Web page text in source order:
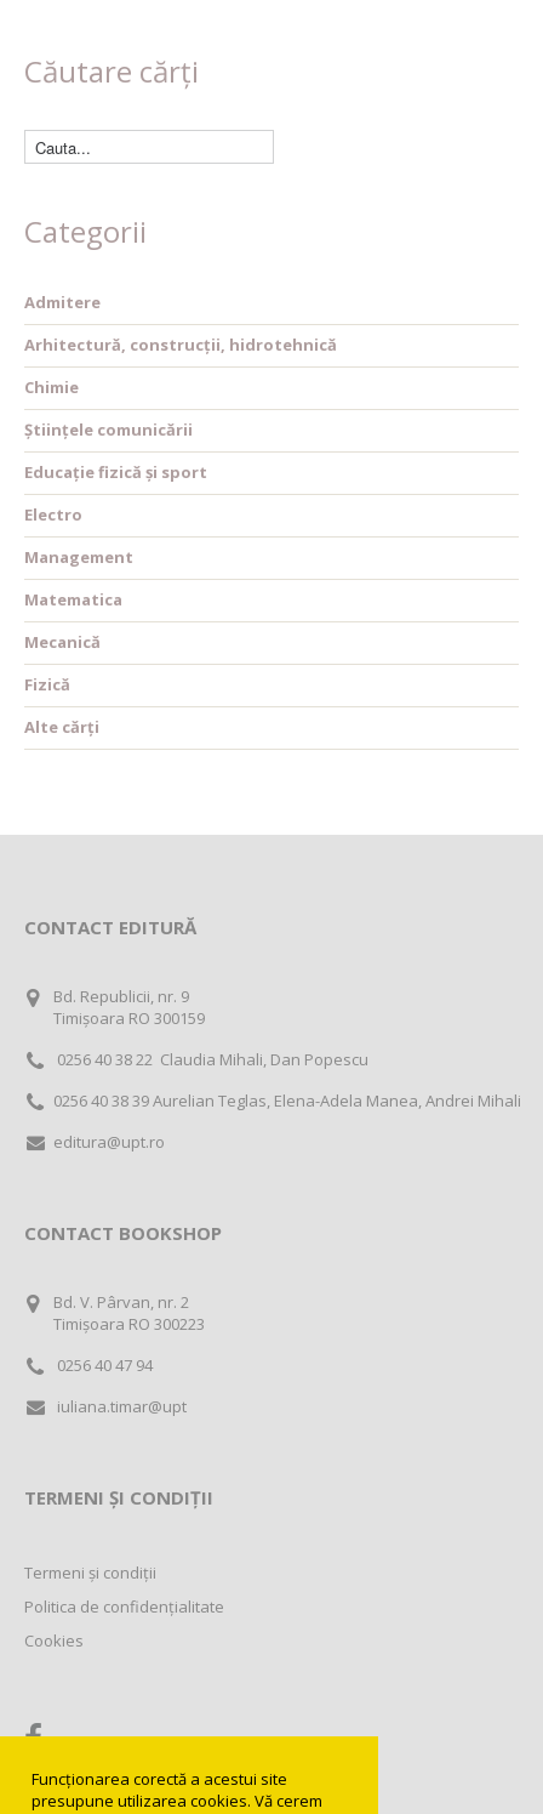
Funcționarea corectă a acestui site
presupune utilizarea cookies. Vă cerem
Căutare cărți
Categorii
Admitere
Arhitectură, construcții, hidrotehnică
Chimie
Științele comunicării
Educație fizică și sport
Electro
Management
Matematica
Mecanică
Fizică
Alte cărți
CONTACT EDITURĂ
Bd. Republicii, nr. 9
Timișoara RO 300159
0256 40 38 22 Claudia Mihali, Dan Popescu
0256 40 38 39 Aurelian Teglas, Elena-Adela Manea, Andrei Mihali
editura@upt.ro
CONTACT BOOKSHOP
Bd. V. Pârvan, nr. 2
Timișoara RO 300223
0256 40 47 94
iuliana.timar@upt
TERMENI ȘI CONDIȚII
Termeni și condiții
Politica de confidențialitate
Cookies